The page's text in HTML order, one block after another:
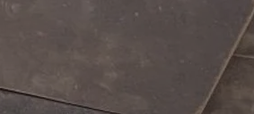
Urgence
toiture 87